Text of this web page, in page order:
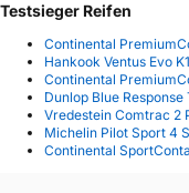
Testsieger Reifen
Continental
Hankook Ventus Evo
Continental
Dunlop Blue Response
Vredestein Comtrac 2
Michelin Pilot Sport 4
Continental